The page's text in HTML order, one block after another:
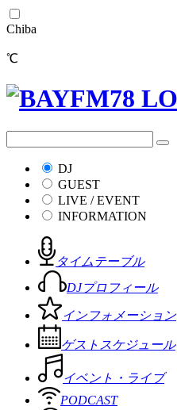
Chiba
℃
DJ
GUEST
LIVE / EVENT
INFORMATION
タイムテーブル
DJプロフィール
インフォメーション
ゲストスケジュール
イベント・ライブ
PODCAST